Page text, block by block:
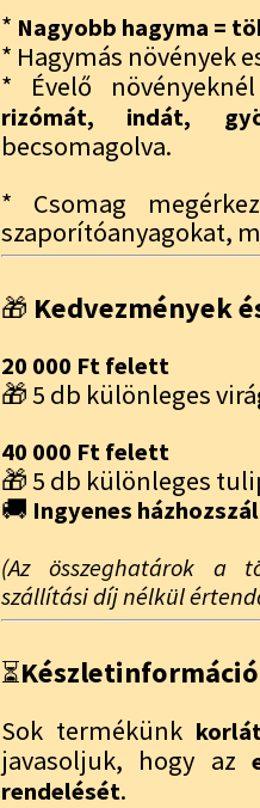
* Nagyobb hagyma =
* Hagymás növények
* Évelő
rizómát, indát,
becsomagolva.
* Csomag
szaporítóanyagokat,
🎁 Kedvezmények
20 000 Ft felett
🎁 5 db különleges
40 000 Ft felett
🎁 5 db különleges
🚚 Ingyenes
(Az összeghatárok a
szállítási díj nélkül
⏳Készletinformáció
Sok termékünk
javasoljuk, hogy az
rendelését.